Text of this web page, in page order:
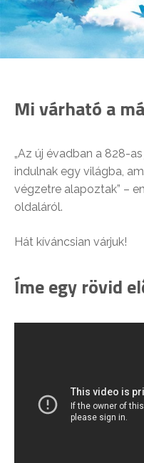
Mi várható a
„Az új évadban a 828-
indulnak egy világba,
végzetre alapoztak” –
oldaláról.
Hát kíváncsian várjuk!
Íme egy rövid